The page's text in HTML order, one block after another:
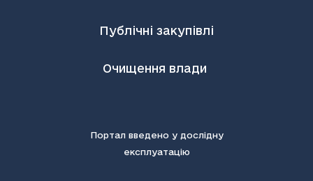
Публічні закупівлі
Очищення влади
Портал введено у дослідну
експлуатацію